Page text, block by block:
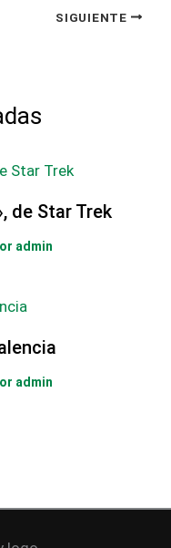
SIGUIENTE
de Star Trek
admin
admin